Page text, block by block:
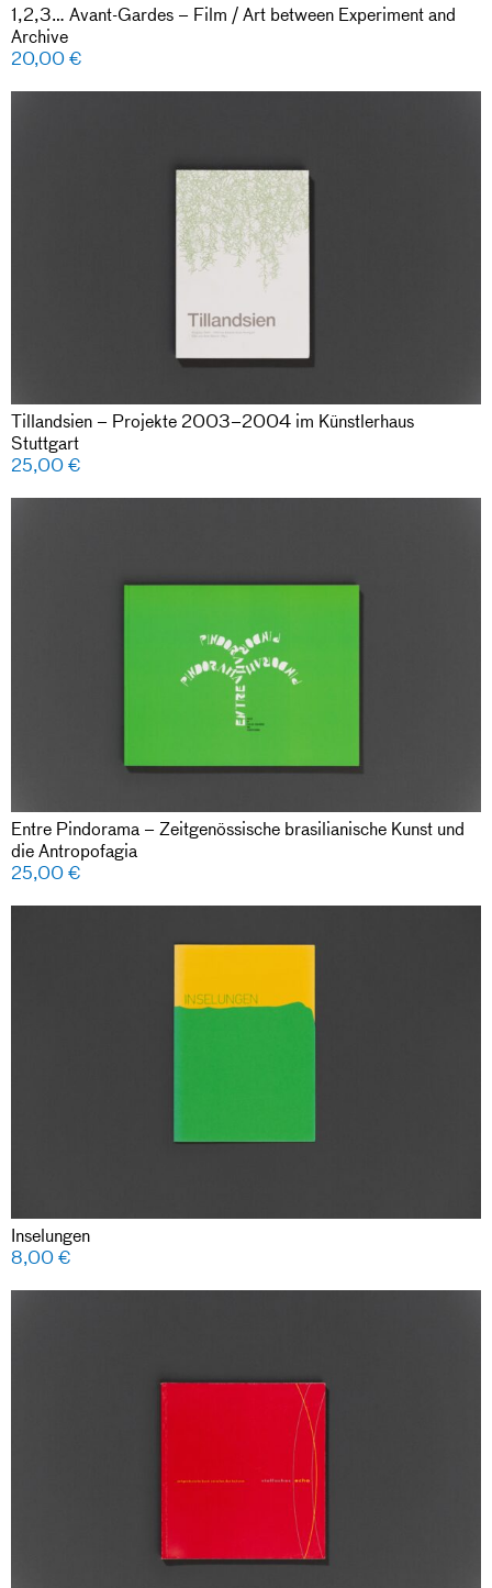
1,2,3… Avant-Gardes – Film / Art between Experiment and
Archive
20,00€
Tillandsien – Projekte 2003–2004 im Künstlerhaus
Stuttgart
25,00€
Entre Pindorama – Zeitgenössische brasilianische Kunst und
die Antropofagia
25,00€
Inselungen
8,00€